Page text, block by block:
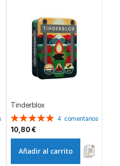
Tinderblox
Valoración:
100%
4 comentarios
10,80 €
Añadir al carrito